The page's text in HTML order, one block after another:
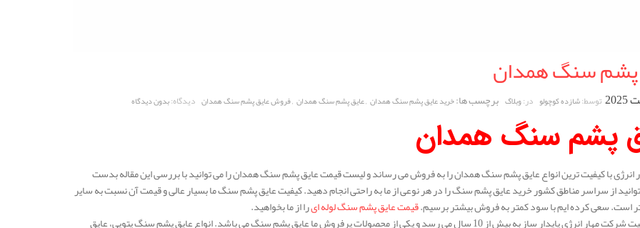
پشم سنگ همدان
توسط:شازده کوچولو در:وبلاگ برچسب ها:خرید عایق پشم سنگ همدان ,عایق پشم سنگ همدان ,فروش عایق پشم سنگ همدان دیدگاه:بدون دیدگاه
پشم سنگ همدان
با کیفیت ترین انواع عایق پشم سنگ همدان را به فروش می رساند و لیست قیمت عایق پشم سنگ همدان را می توانید با بررسی این مقاله بدست
از سراسر مناطق کشور خرید عایق پشم سنگ را در هر نوعی از ما به راحتی انجام دهید. کیفیت عایق پشم سنگ ما بسیار عالی و قیمت آن نسبت به سایر
تر است. سعی کرده ایم با سود کمتر به فروش بیشتر برسیم.قیمت عایق پشم سنگ لوله ایرا از ما بخواهید.
سابقه فعالیت شرکت مهار انرژی پایدار ساز به بیش از 10 سال می رسد و یکی از محصولات پرفروش ما عایق پشم سنگ می باشد. انواع عایق پشم سنگ پتویی، عایق